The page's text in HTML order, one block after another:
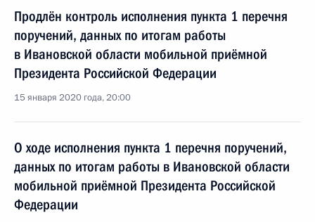
Продлён контроль исполнения пункта 1 перечня
поручений, данных по итогам работы
в Ивановской области мобильной приёмной
Президента Российской Федерации
15 января 2020 года, 20:00
О ходе исполнения пункта 1 перечня поручений,
данных по итогам работы в Ивановской области
мобильной приёмной Президента Российской
Федерации